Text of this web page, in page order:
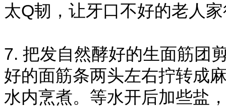
太Q韧，让牙口不好的老人
7. 把发自然酵好的生面筋团
好的面筋条两头左右拧转成
水内烹煮。等水开后加些盐